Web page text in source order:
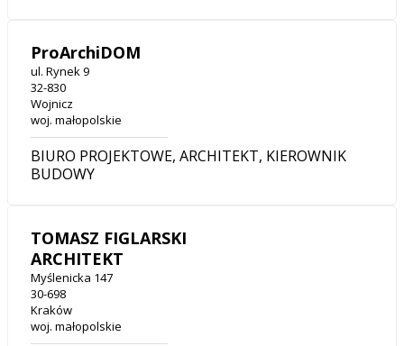
ProArchiDOM
ul. Rynek 9
32-830
Wojnicz
woj. małopolskie
BIURO PROJEKTOWE, ARCHITEKT, KIEROWNIK
BUDOWY
TOMASZ FIGLARSKI
ARCHITEKT
Myślenicka 147
30-698
Kraków
woj. małopolskie